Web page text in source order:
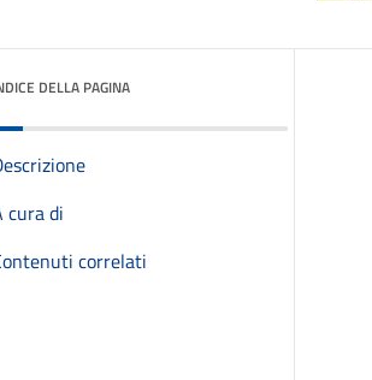
DELLA PAGINA
cura di
correlati